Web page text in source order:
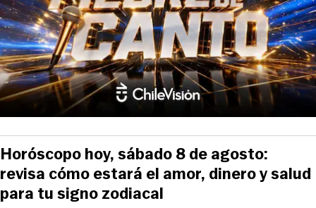
Horóscopo hoy, sábado 8 de agosto:
revisa cómo estará el amor, dinero y salud
para tu signo zodiacal